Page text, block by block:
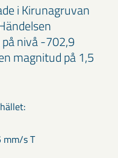
i Kirunagruvan
nivå -702,9
magnitud på 1,5
mm/s T